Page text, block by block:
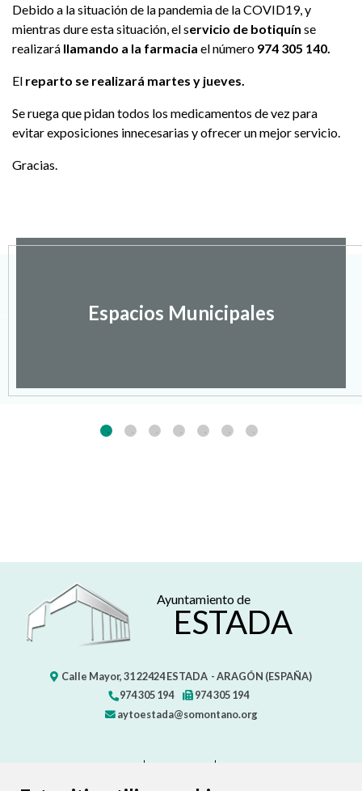
Debido a la situación de la pandemia de la COVID19, y
mientras dure esta situación, el servicio de botiquín se
realizará llamando a la farmacia el número 974 305 140.
El reparto se realizará martes y jueves.
Se ruega que pidan todos los medicamentos de vez para
evitar exposiciones innecesarias y ofrecer un mejor servicio.
Gracias.
Espacios Municipales
Ayuntamiento de
ESTADA
Calle Mayor, 3122424ESTADA - ARAGÓN (ESPAÑA)
974 305 194
974 305 194
aytoestada@somontano.org
PROTECCIÓN DE DATOS